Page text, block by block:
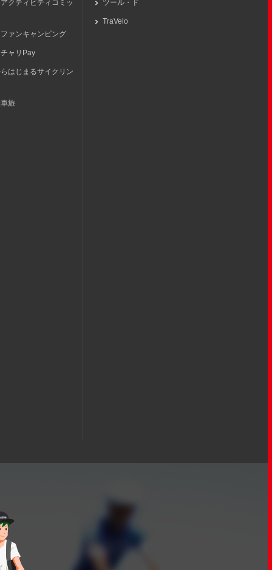
クティビティコミッ
ァンキャンピング
ャリPay
はじまるサイクリン
旅
ツール・ド
TraVelo